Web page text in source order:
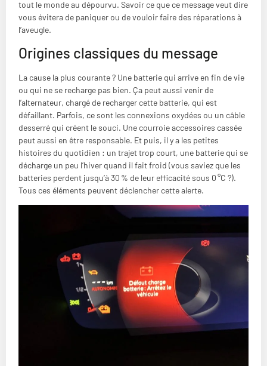
tout le monde au dépourvu. Savoir ce que ce message veut dire
vous évitera de paniquer ou de vouloir faire des réparations à
l’aveugle.
Origines classiques du message
La cause la plus courante ? Une batterie qui arrive en fin de vie
ou qui ne se recharge pas bien. Ça peut aussi venir de
l’alternateur, chargé de recharger cette batterie, qui est
défaillant. Parfois, ce sont les connexions oxydées ou un câble
desserré qui créent le souci. Une courroie accessoires cassée
peut aussi en être responsable. Et puis, il y a les petites
histoires du quotidien : un trajet trop court, une batterie qui se
décharge un peu l’hiver quand il fait froid (vous saviez que les
batteries perdent jusqu’à 30 % de leur efficacité sous 0 °C ?).
Tous ces éléments peuvent déclencher cette alerte.